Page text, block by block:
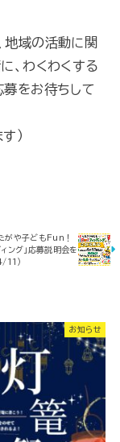
地域の活動に関
、わくわくする
募をお待ちして
）
がや子どもFun！
ング」応募説明会を
11）
お知らせ